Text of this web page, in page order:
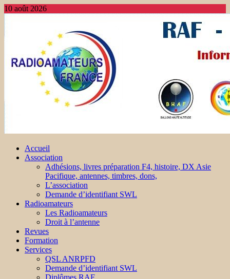
10 août 2026
Accueil
Association
Adhésions, livres préparation F4, histoire, DX Asie
Pacifique, antennes, timbres, dons,
L’association
Demande d’identifiant SWL
Radioamateurs
Les Radioamateurs
Droit à l’antenne
Revues
Formation
Services
QSL ANRPFD
Demande d’identifiant SWL
Diplômes RAF